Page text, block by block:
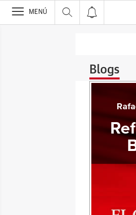
>
MENÚ
Blogs